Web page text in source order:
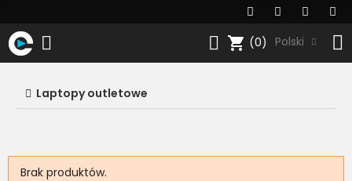
shopping_cart (0) Polski
Laptopy outletowe
Brak produktów.